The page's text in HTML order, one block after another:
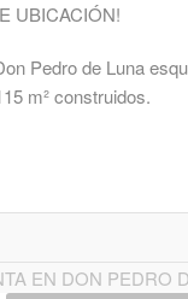
UBICACIÓN!
Pedro de Luna
m² construidos.